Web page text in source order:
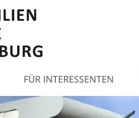
FÜR INTERESSENTEN